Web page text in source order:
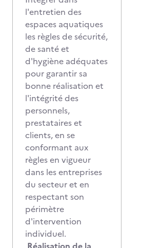
l'entretien des
espaces aquatiques
les règles de sécurité,
de santé et
d'hygiène adéquates
pour garantir sa
bonne réalisation et
l'intégrité des
personnels,
prestataires et
clients, en se
conformant aux
règles en vigueur
dans les entreprises
du secteur et en
respectant son
périmètre
d'intervention
individuel.